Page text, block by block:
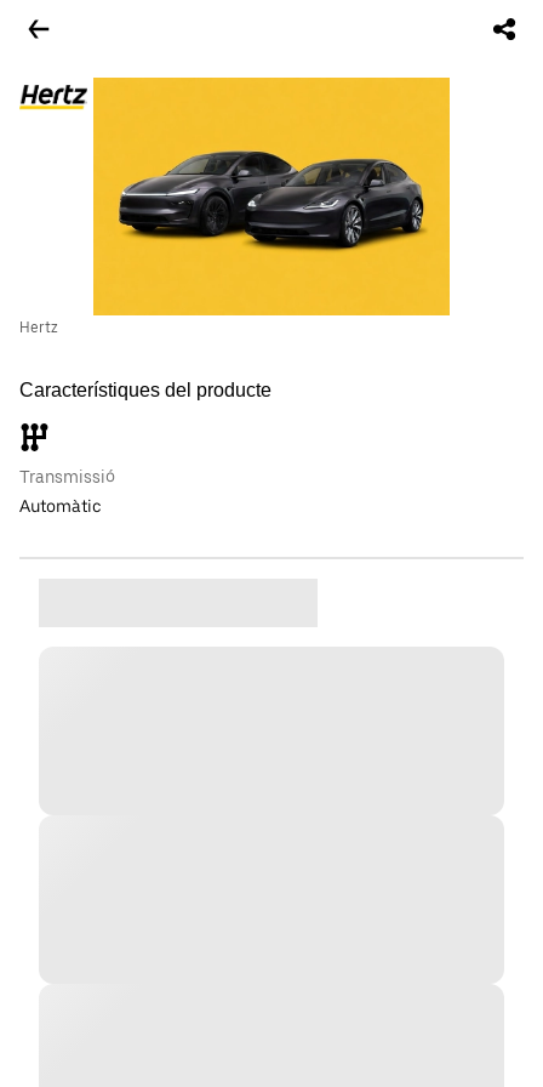
Hertz
Característiques del producte
Transmissió
Automàtic